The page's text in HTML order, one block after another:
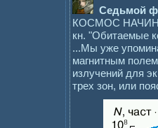
Седьмой
КОСМОС
кн. "Обитаемые
...Мы уже
магнитным
излучений для
трех зон, или